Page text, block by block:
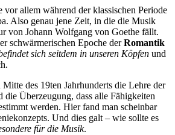
vor allem während der klassischen Periode
Also genau jene Zeit, in die die Musik
von Johann Wolfgang von Goethe fällt.
schwärmerischen Epoche derRomantik
sich seitdem in unseren Köpfen und
Mitte des 19ten Jahrhunderts die Lehre der
die Überzeugung, dass alle Fähigkeiten
werden. Hier fand man scheinbar
Und dies galt – wie sollte es
für die Musik.